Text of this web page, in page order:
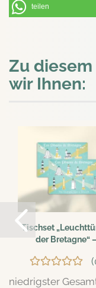
teilen
Zu
wir Ihnen:
Tischset
der Bretagne“ –
niedrigster